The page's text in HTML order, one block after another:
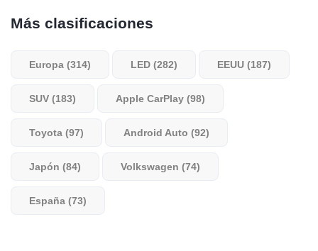
Más clasificaciones
Europa (314) LED (282) EEUU (187)
SUV (183) Apple CarPlay (98)
Toyota (97) Android Auto (92)
Japón (84) Volkswagen (74)
España (73)